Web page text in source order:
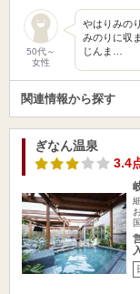
50代～
女性
やはりみの
みのりに収
じんま…
関連情報から探す
ぎなん温泉
3.4